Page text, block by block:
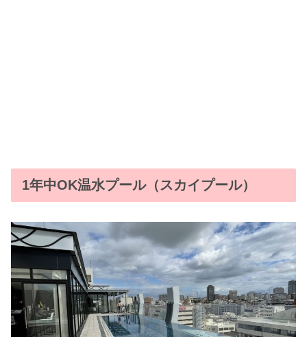
1年中OK温水プール（スカイプール）